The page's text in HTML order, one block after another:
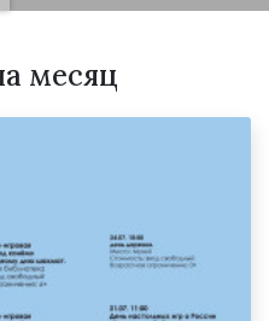
месяц